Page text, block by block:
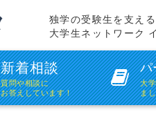
独学の受験生を支える
大学生ネットワーク
新着相談
質問や相談に
お答えしています！
パ
大
ま